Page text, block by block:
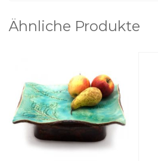
Ähnliche Produkte